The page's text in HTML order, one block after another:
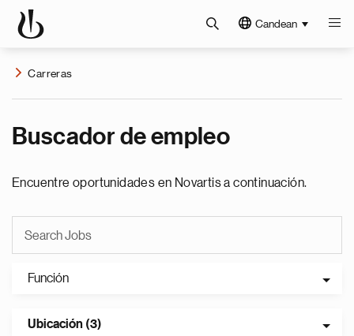
Candean
Carreras
Buscador de empleo
Encuentre oportunidades en Novartis a continuación.
Función
Ubicación (3)